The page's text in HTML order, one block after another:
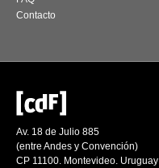
Contacto
Av. 18 de Julio 885
(entre Andes y Convención)
CP 11100. Montevideo. Uruguay